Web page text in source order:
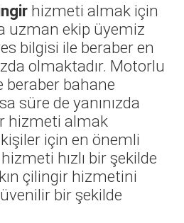
hizmeti almak için
uzman ekip üyemiz
bilgisi ile beraber en
olmaktadır. Motorlu
bahane
süre de yanınızda
hizmeti almak
için en önemli
hızlı bir şekilde
çilingir hizmetini
bir şekilde